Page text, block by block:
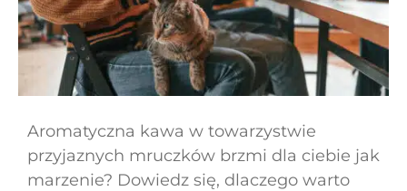
Aromatyczna kawa w towarzystwie
przyjaznych mruczków brzmi dla ciebie jak
marzenie? Dowiedz się, dlaczego warto